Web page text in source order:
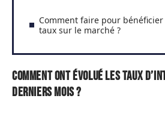
Comment faire pour
taux sur le marché ?
Comment ont évolué les taux
derniers mois ?